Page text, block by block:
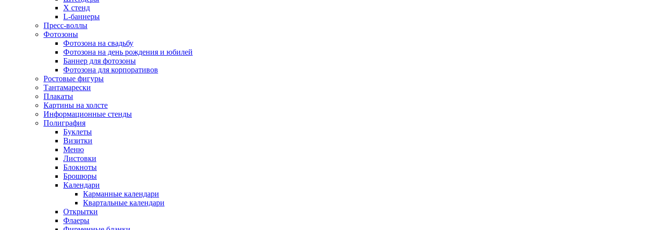
Х стенд
L-баннеры
Пресс-воллы
Фотозоны
Фотозона на свадьбу
Фотозона на день рождения и юбилей
Баннер для фотозоны
Фотозона для корпоративов
Ростовые фигуры
Тантамарески
Плакаты
Картины на холсте
Информационные стенды
Полиграфия
Буклеты
Визитки
Меню
Листовки
Блокноты
Брошюры
Календари
Карманные календари
Квартальные календари
Открытки
Флаеры